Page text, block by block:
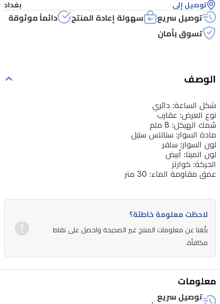
توصيل إلى بغداد
توصيل سريع سهولة إعادة المنتج
دائماً موثوقة
تسوق بأمان
الوصف
شكل الساعة: دائري
نوع العرض: عقارب
سُمك الهيكل: 8 ملم
مادة السوار: ستانلس ستيل
لون السوار: سلفر
لون المينا: أبيض
الحركة: كوارتز
عمق مقاومة الماء: 30 متر
لاحظت معلومة خاطئة؟
بلّغنا عن معلومات المنتج غير الصحيحة واحصل على نقاط
مكافأة.
معلومات
توصيل سريع